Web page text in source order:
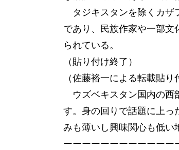
タジキスタンを除くカザ
であり、民族作家や一部文
られている。
（貼り付け終了）
（佐藤裕一による転載貼り
ウズベキスタン国内の西
す。身の回りで話題に上っ
みも薄いし興味関心も低い
ーーーーーーーーーーー